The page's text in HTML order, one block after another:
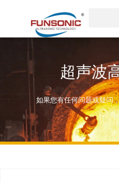
超声波
如果您有任何问题或疑问